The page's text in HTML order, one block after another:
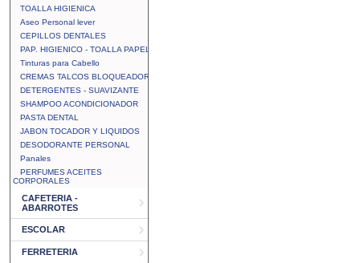
TOALLA HIGIENICA
Aseo Personal lever
CEPILLOS DENTALES
PAP. HIGIENICO - TOALLA PAPEL
Tinturas para Cabello
CREMAS TALCOS BLOQUEADOR
DETERGENTES - SUAVIZANTE
SHAMPOO ACONDICIONADOR
PASTA DENTAL
JABON TOCADOR Y LIQUIDOS
DESODORANTE PERSONAL
Panales
PERFUMES ACEITES
CORPORALES
CAFETERIA -
ABARROTES
ESCOLAR
FERRETERIA